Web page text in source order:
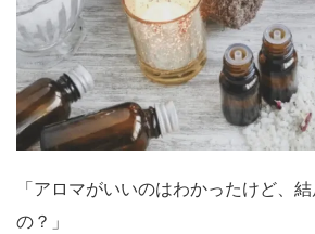
「アロマがいいのはわかったけど、
の？」